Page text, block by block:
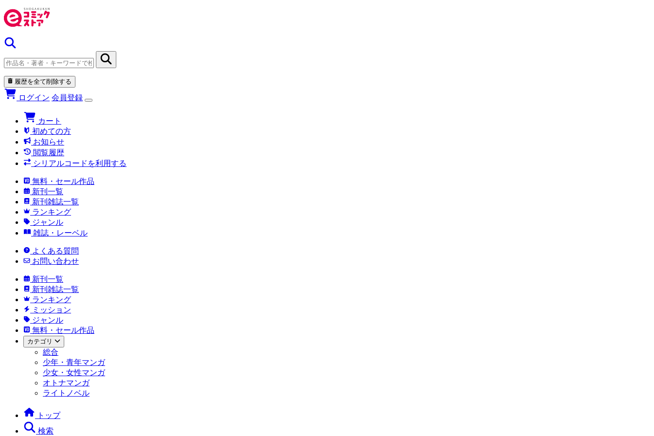
履歴を全て削除する
ログイン 会員登録
カート
初めての方
お知らせ
閲覧履歴
シリアルコードを利用する
無料・セール作品
新刊一覧
新刊雑誌一覧
ランキング
ジャンル
雑誌・レーベル
よくある質問
お問い合わせ
新刊一覧
新刊雑誌一覧
ランキング
ミッション
ジャンル
無料・セール作品
カテゴリ
総合
少年・青年マンガ
少女・女性マンガ
オトナマンガ
ライトノベル
トップ
検索